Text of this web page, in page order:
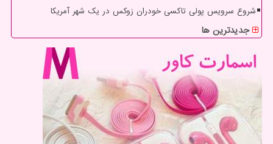
شروع سرویس پولی تاکسی خودران زوکس در یک شهر آمریکا
جدیدترین ها